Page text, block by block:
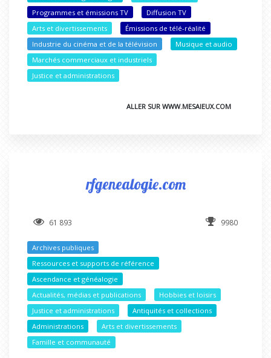
Programmes et émissions TV
Diffusion TV
Arts et divertissements
Émissions de télé-réalité
Industrie du cinéma et de la télévision
Musique et audio
Marchés commerciaux et industriels
Justice et administrations
ALLER SUR WWW.MESAIEUX.COM
rfgenealogie.com
61 893 9980
Archives publiques
Ressources et supports de référence
Ascendance et généalogie
Actualités, médias et publications
Hobbies et loisirs
Justice et administrations
Antiquités et collections
Administrations
Arts et divertissements
Famille et communauté